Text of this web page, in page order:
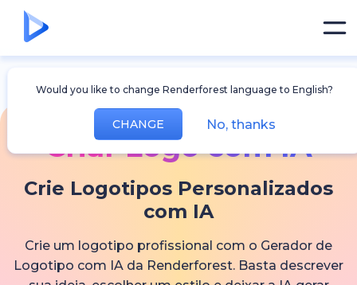
Would you like to change Renderforest language to English?
CHANGE No, thanks
Criar Logo com IA
Crie Logotipos Personalizados
com IA
Crie um logotipo profissional com o Gerador de
Logotipo com IA da Renderforest. Basta descrever